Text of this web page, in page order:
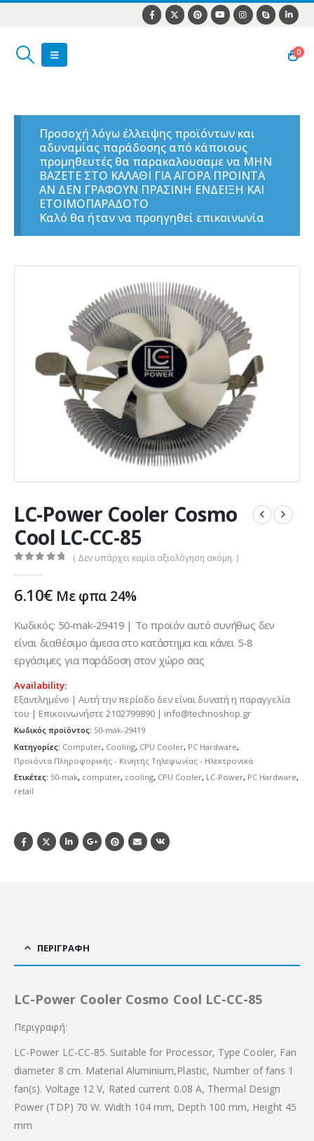
0
Προσοχή λόγω έλλειψης προϊόντων και
αδυναμίας παράδοσης από κάποιους
προμηθευτές θα παρακαλουσαμε να ΜΗΝ
ΒΑΖΕΤΕ ΣΤΟ ΚΑΛΑΘΙ ΓΙΑ ΑΓΟΡΑ ΠΡΟΙΝΤΑ
ΑΝ ΔΕΝ ΓΡΑΦΟΥΝ ΠΡΑΣΙΝΗ ΕΝΔΕΙΞΗ ΚΑΙ
ΕΤΟΙΜΟΠΑΡΑΔΟΤΟ
Καλό θα ήταν να προηγηθεί επικοινωνία
LC-Power Cooler Cosmo
Cool LC-CC-85
( Δεν υπάρχει καμία αξιολόγηση ακόμη. )
6.10€ Με φπα 24%
Κωδικός: 50-mak-29419 | Το προϊόν αυτό συνήθως δεν
είναι διαθέσιμο άμεσα στο κατάστημα και κάνει 5-8
εργάσιμες για παράδοση στον χώρο σας
Availability:
Εξαντλημένο | Αυτή την περίοδο δεν είναι δυνατή η παραγγελία
του | Επικοινωνήστε 2102799890 | info@technoshop.gr
Κωδικός προϊόντος: 50-mak-29419
Κατηγορίες: Computer, Cooling, CPU Cooler, PC Hardware,
Προϊόντα Πληροφορικής - Κινητής Τηλεφωνίας - Ηλεκτρονικά
Ετικέτες: 50-mak, computer, cooling, CPU Cooler, LC-Power, PC Hardware,
retail
ΠΕΡΙΓΡΑΦΉ
LC-Power Cooler Cosmo Cool LC-CC-85
Περιγραφή:
LC-Power LC-CC-85. Suitable for Processor, Type Cooler, Fan
diameter 8 cm. Material Aluminium,Plastic, Number of fans 1
fan(s). Voltage 12 V, Rated current 0.08 A, Thermal Design
Power (TDP) 70 W. Width 104 mm, Depth 100 mm, Height 45
mm